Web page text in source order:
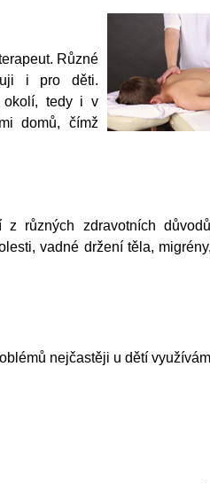
Různé
i pro děti.
okolí, tedy i v
domů, čímž
různých zdravotních
vadné držení těla,
nejčastěji u dětí